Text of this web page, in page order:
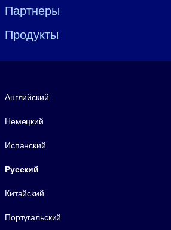
Партнеры
Продукты
Английский
Немецкий
Испанский
Русский
Китайский
Португальский